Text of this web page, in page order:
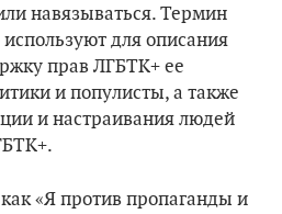
навязываться. Термин
для описания
прав ЛГБТК+ ее
и популисты, а также
и настраивания людей
«Я против пропаганды и